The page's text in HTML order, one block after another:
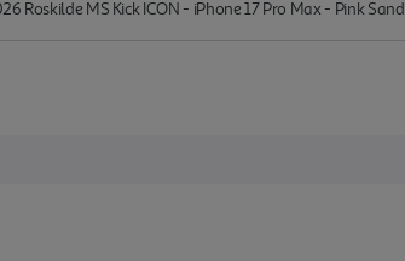
Roskilde MS Kick ICON - iPhone 17 Pro Max - Pink Sand